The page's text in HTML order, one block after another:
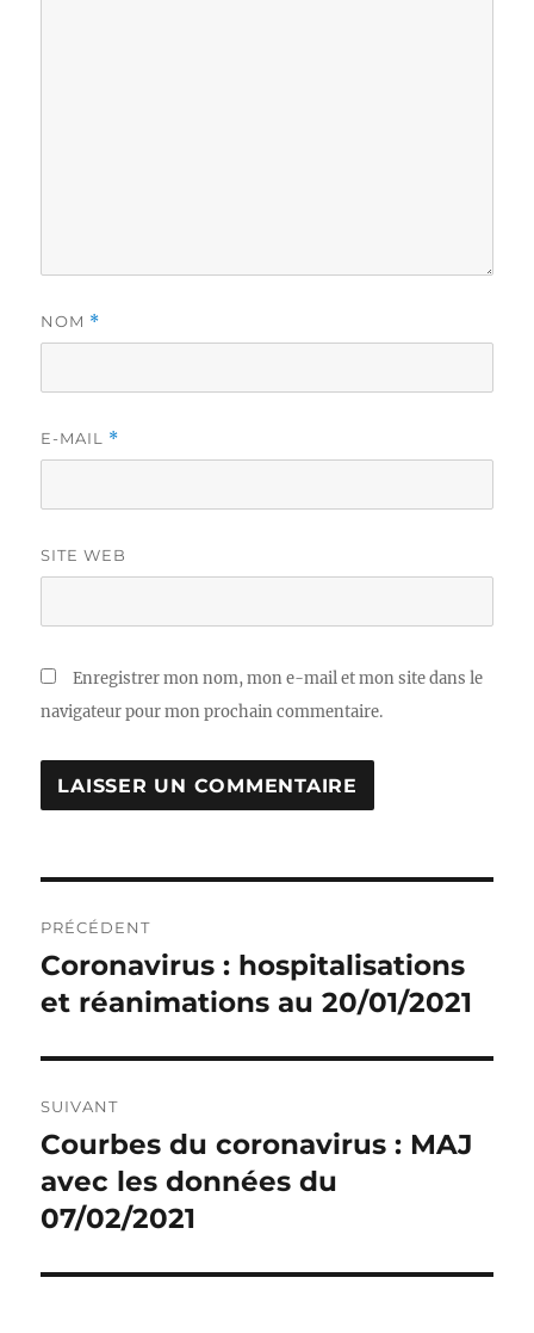
NOM *
E-MAIL *
SITE WEB
Enregistrer mon nom, mon e-mail et mon site dans le
navigateur pour mon prochain commentaire.
de
l’article
PRÉCÉDENT
Publication
précédente :
Coronavirus : hospitalisations
et réanimations au 20/01/2021
SUIVANT
Publication
suivante :
Courbes du coronavirus : MAJ
avec les données du
07/02/2021